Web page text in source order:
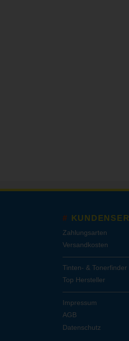
Zahlungsarten
Versandkosten
Tinten- & Tonerfinder
Top Hersteller
Impressum
AGB
Datenschutz